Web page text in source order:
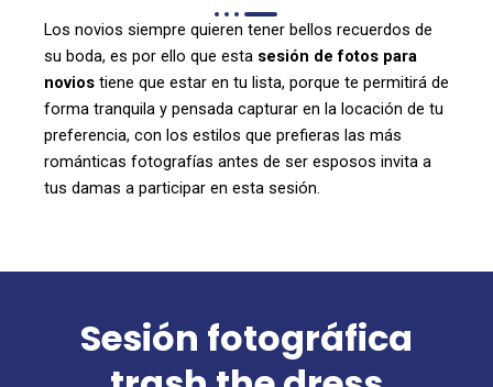
Los novios siempre quieren tener bellos recuerdos de
su boda, es por ello que esta sesión de fotos para
novios tiene que estar en tu lista, porque te permitirá de
forma tranquila y pensada capturar en la locación de tu
preferencia, con los estilos que prefieras las más
románticas fotografías antes de ser esposos invita a
tus damas a participar en esta sesión.
Sesión fotográfica